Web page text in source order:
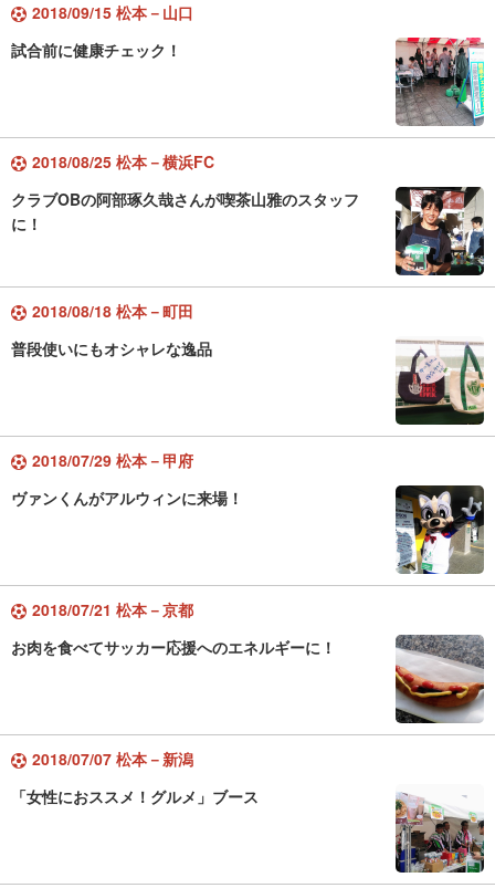
2018/09/15 松本－山口
試合前に健康チェック！
2018/08/25 松本－横浜FC
クラブOBの阿部琢久哉さんが喫茶山雅のスタッフ
に！
2018/08/18 松本－町田
普段使いにもオシャレな逸品
2018/07/29 松本－甲府
ヴァンくんがアルウィンに来場！
2018/07/21 松本－京都
お肉を食べてサッカー応援へのエネルギーに！
2018/07/07 松本－新潟
「女性におススメ！グルメ」ブース